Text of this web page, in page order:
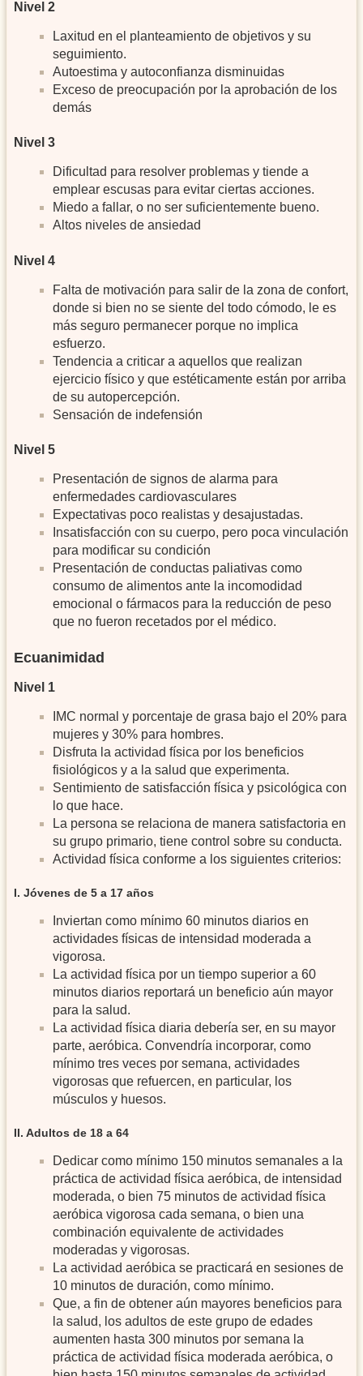
Nivel 2
Laxitud en el planteamiento de objetivos y su
seguimiento.
Autoestima y autoconfianza disminuidas
Exceso de preocupación por la aprobación de los
demás
Nivel 3
Dificultad para resolver problemas y tiende a
emplear escusas para evitar ciertas acciones.
Miedo a fallar, o no ser suficientemente bueno.
Altos niveles de ansiedad
Nivel 4
Falta de motivación para salir de la zona de confort,
donde si bien no se siente del todo cómodo, le es
más seguro permanecer porque no implica
esfuerzo.
Tendencia a criticar a aquellos que realizan
ejercicio físico y que estéticamente están por arriba
de su autopercepción.
Sensación de indefensión
Nivel 5
Presentación de signos de alarma para
enfermedades cardiovasculares
Expectativas poco realistas y desajustadas.
Insatisfacción con su cuerpo, pero poca vinculación
para modificar su condición
Presentación de conductas paliativas como
consumo de alimentos ante la incomodidad
emocional o fármacos para la reducción de peso
que no fueron recetados por el médico.
Ecuanimidad
Nivel 1
IMC normal y porcentaje de grasa bajo el 20% para
mujeres y 30% para hombres.
Disfruta la actividad física por los beneficios
fisiológicos y a la salud que experimenta.
Sentimiento de satisfacción física y psicológica con
lo que hace.
La persona se relaciona de manera satisfactoria en
su grupo primario, tiene control sobre su conducta.
Actividad física conforme a los siguientes criterios:
I. Jóvenes de 5 a 17 años
Inviertan como mínimo 60 minutos diarios en
actividades físicas de intensidad moderada a
vigorosa.
La actividad física por un tiempo superior a 60
minutos diarios reportará un beneficio aún mayor
para la salud.
La actividad física diaria debería ser, en su mayor
parte, aeróbica. Convendría incorporar, como
mínimo tres veces por semana, actividades
vigorosas que refuercen, en particular, los
músculos y huesos.
II. Adultos de 18 a 64
Dedicar como mínimo 150 minutos semanales a la
práctica de actividad física aeróbica, de intensidad
moderada, o bien 75 minutos de actividad física
aeróbica vigorosa cada semana, o bien una
combinación equivalente de actividades
moderadas y vigorosas.
La actividad aeróbica se practicará en sesiones de
10 minutos de duración, como mínimo.
Que, a fin de obtener aún mayores beneficios para
la salud, los adultos de este grupo de edades
aumenten hasta 300 minutos por semana la
práctica de actividad física moderada aeróbica, o